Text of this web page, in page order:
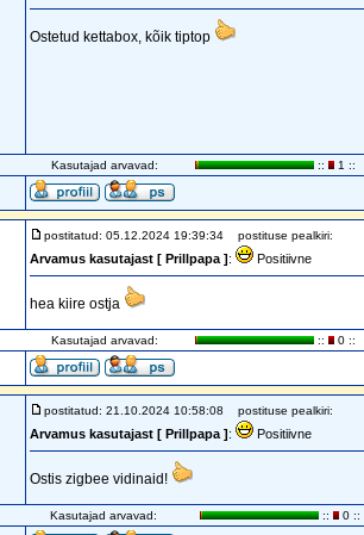
Ostetud kettabox, kõik tiptop
Kasutajad arvavad: :: 1 ::
postitatud: 05.12.2024 19:39:34 postituse pealkiri:
Arvamus kasutajast [ Prillpapa ]: Positiivne
hea kiire ostja
Kasutajad arvavad: :: 0 ::
postitatud: 21.10.2024 10:58:08 postituse pealkiri:
Arvamus kasutajast [ Prillpapa ]: Positiivne
Ostis zigbee vidinaid!
Kasutajad arvavad: :: 0 ::